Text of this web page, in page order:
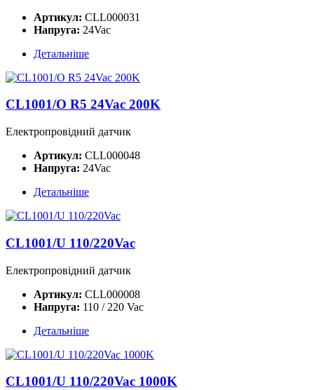
Артикул: CLL000031
Напруга: 24Vac
Детальніше
CL1001/O R5 24Vac 200K
Електропровідний датчик
Артикул: CLL000048
Напруга: 24Vac
Детальніше
CL1001/U 110/220Vac
Електропровідний датчик
Артикул: CLL000008
Напруга: 110 / 220 Vac
Детальніше
CL1001/U 110/220Vac 1000K